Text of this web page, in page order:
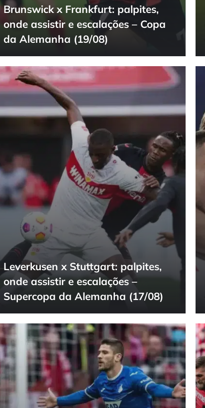
Brunswick x Frankfurt: palpites,
onde assistir e escalações – Copa
da Alemanha (19/08)
Leverkusen x Stuttgart: palpites,
onde assistir e escalações –
Supercopa da Alemanha (17/08)